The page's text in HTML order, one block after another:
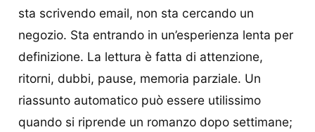
sta scrivendo email, non sta cercando un
negozio. Sta entrando in un’esperienza lenta per
definizione. La lettura è fatta di attenzione,
ritorni, dubbi, pause, memoria parziale. Un
riassunto automatico può essere utilissimo
quando si riprende un romanzo dopo settimane;